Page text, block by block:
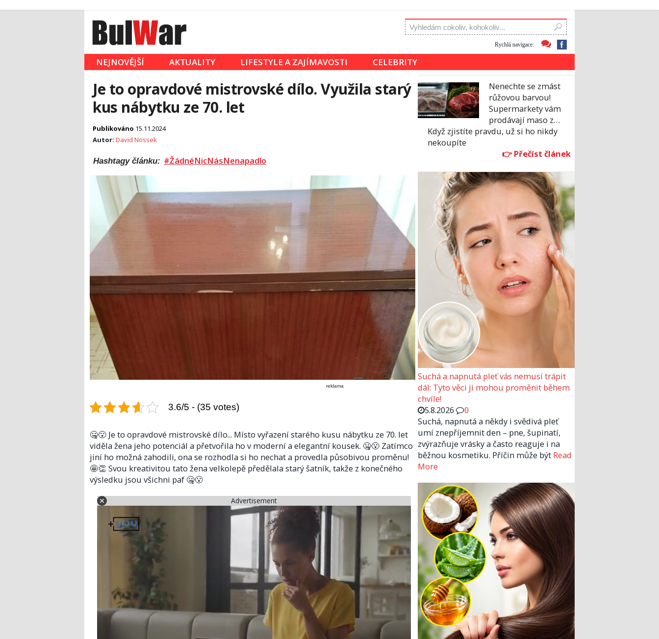
Rychlá navigace:
NEJNOVĚJŠÍ AKTUALITY LIFESTYLE A ZAJÍMAVOSTI CELEBRITY
Je to opravdové mistrovské dílo. Využila starý
kus nábytku ze 70. let
Publikováno 15.11.2024
Autor: David Nossek
Hashtagy článku: #ŽádnéNicNásNenapadlo
reklama
3.6/5 - (35 votes)
🤐😮 Je to opravdové mistrovské dílo... Místo vyřazení starého kusu nábytku ze 70. let
viděla žena jeho potenciál a přetvořila ho v moderní a elegantní kousek. 🤐😮 Zatímco
jiní ho možná zahodili, ona se rozhodla si ho nechat a provedla působivou proměnu!
🤩👏 Svou kreativitou tato žena velkolepě předělala starý šatník, takže z konečného
výsledku jsou všichni paf 🤐😮
Advertisement
Nenechte se zmást
růžovou barvou!
Supermarkety vám
prodávají maso z…
Když zjistíte pravdu, už si ho nikdy
nekoupíte
Suchá a napnutá pleť vás nemusí trápit
dál: Tyto věci ji mohou proměnit během
chvíle!
5.8.2026
0
Suchá, napnutá a někdy i svědivá pleť
umí znepříjemnit den – pne, šupinatí,
zvýrazňuje vrásky a často reaguje i na
běžnou kosmetiku. Příčin může být Read
More